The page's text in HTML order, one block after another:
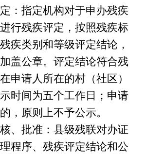
指定机构对于申办残疾
行残疾评定，按照残疾标
疾类别和等级评定结论，
盖公章。评定结论符合残
申请人所在的村（社区）
时间为五个工作日；申请
，原则上不予公示。
批准：县级残联对办证
程序、残疾评定结论和公